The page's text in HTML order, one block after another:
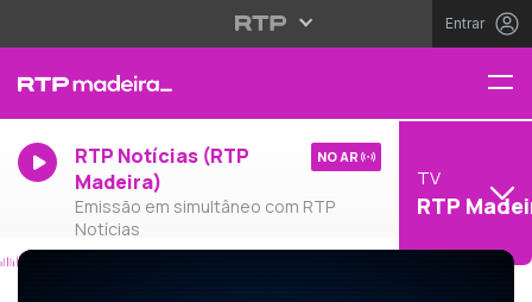
Entrar
RTP Notícias (RTP
Madeira)
Emissão em simultâneo com RTP
Notícias
NO AR
TV
RTP